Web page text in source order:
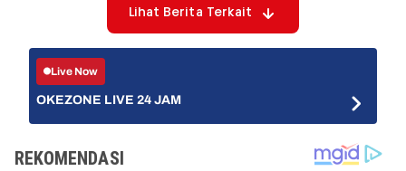
Lihat Berita Terkait
Live Now
OKEZONE LIVE 24 JAM